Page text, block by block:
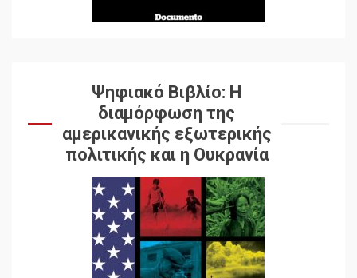
Ψηφιακό Βιβλίο: Η
διαμόρφωση της
αμερικανικής εξωτερικής
πολιτικής και η Ουκρανία